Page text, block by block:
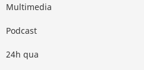
Multimedia
Podcast
24h qua